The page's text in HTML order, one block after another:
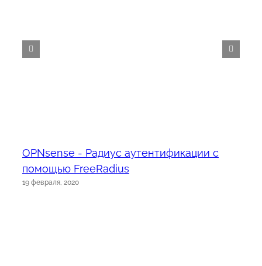
OPNsense - Радиус аутентификации с
помощью FreeRadius
19 февраля, 2020